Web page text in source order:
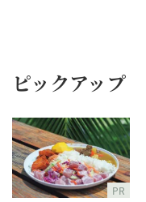
ピックアップ
PR